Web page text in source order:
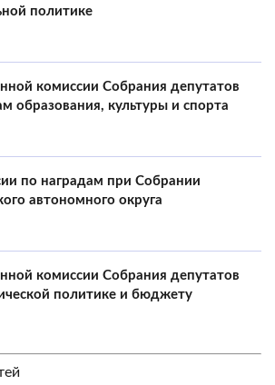
политике
комиссии Собрания депутатов
образования, культуры и спорта
по наградам при Собрании
автономного округа
комиссии Собрания депутатов
политике и бюджету